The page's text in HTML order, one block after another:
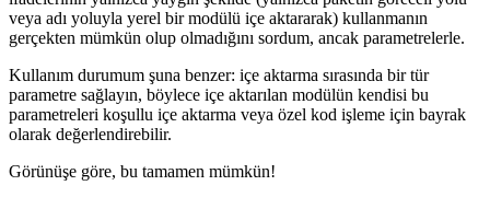
Geçenlerde kendime, Javascript'te ES6-modül sistem içe aktarma
ifadelerinin yalnızca yaygın şekilde (yalnızca paketin göreceli yolu
veya adı yoluyla yerel bir modülü içe aktararak) kullanmanın
gerçekten mümkün olup olmadığını sordum, ancak parametrelerle.
Kullanım durumum şuna benzer: içe aktarma sırasında bir tür
parametre sağlayın, böylece içe aktarılan modülün kendisi bu
parametreleri koşullu içe aktarma veya özel kod işleme için bayrak
olarak değerlendirebilir.